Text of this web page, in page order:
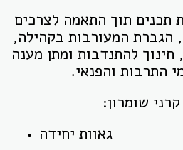
תכנים תוך התאמה לצרכים
הגברת המעורבות בקהילה,
להתנדבות ומתן מענה
התרבות והפנאי.
שומרון:
גאוות יחידה